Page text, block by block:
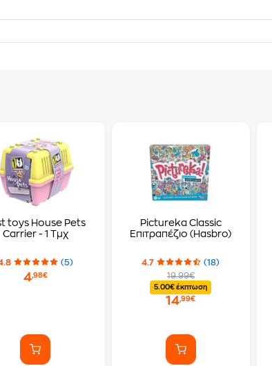
toys House Pets
Carrier - 1 Τμχ
(5)
4,98€
Pictureka Classic
Επιτραπέζιο (Hasbro)
4.7
(18)
19.99€
5.00€ έκπτωση
14,99€